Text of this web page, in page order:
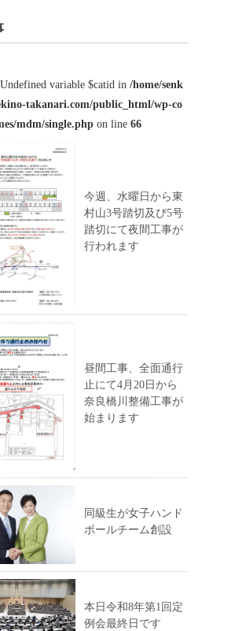
variable $catid in /home/senk
takanari.com/public_html/wp-co
mdm/single.php on line 66
今週、水曜日から東
村山3号踏切及び5号
踏切にて夜間工事が
行われます
昼間工事、全面通行
止にて4月20日から
奈良橋川整備工事が
始まります
同級生が女子ハンド
ボールチーム創設
本日令和8年第1回定
例会最終日です